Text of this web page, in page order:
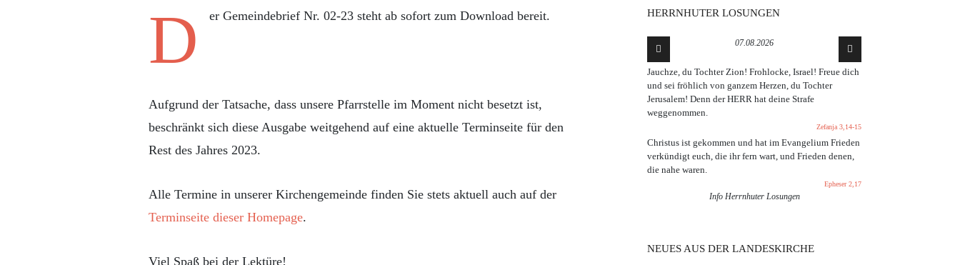
D er Gemeindebrief Nr. 02-23 steht ab sofort zum Download bereit.
Aufgrund der Tatsache, dass unsere Pfarrstelle im Moment nicht besetzt ist,
beschränkt sich diese Ausgabe weitgehend auf eine aktuelle Terminseite für den
Rest des Jahres 2023.
Alle Termine in unserer Kirchengemeinde finden Sie stets aktuell auch auf der
Terminseite dieser Homepage.
Viel Spaß bei der Lektüre!
HERRNHUTER LOSUNGEN
07.08.2026
Jauchze, du Tochter Zion! Frohlocke, Israel! Freue dich
und sei fröhlich von ganzem Herzen, du Tochter
Jerusalem! Denn der HERR hat deine Strafe
weggenommen.
Zefanja 3,14-15
Christus ist gekommen und hat im Evangelium Frieden
verkündigt euch, die ihr fern wart, und Frieden denen,
die nahe waren.
Epheser 2,17
Info Herrnhuter Losungen
NEUES AUS DER LANDESKIRCHE